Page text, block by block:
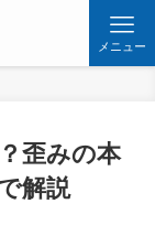
メニュー
歪みの本
解説